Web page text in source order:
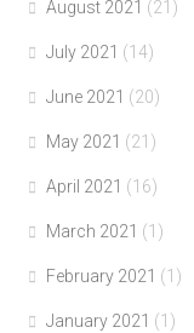
August 2021 (21)
July 2021 (14)
June 2021 (20)
May 2021 (21)
April 2021 (16)
March 2021 (1)
February 2021 (1)
January 2021 (1)